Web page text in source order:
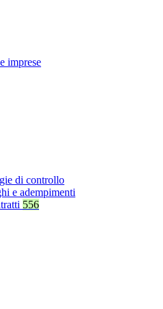
imprese
di controllo
e adempimenti
556